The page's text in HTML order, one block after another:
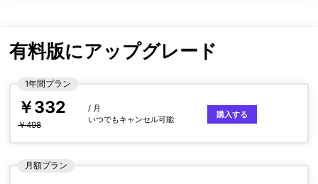
有料版にアップグレード
1年間プラン
￥332
￥498
/ 月
いつでもキャンセル可能
購入する
月額プラン